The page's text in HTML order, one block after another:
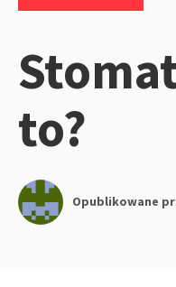
to?
Opublikowane